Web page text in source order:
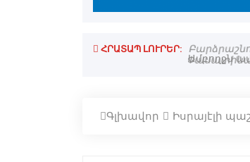
ՀՐԱՏԱՊ ԼՈՒՐԵՐ:
Գլխավոր Իսրայէլի